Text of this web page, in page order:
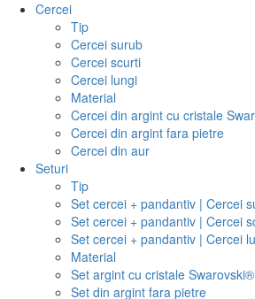
Cercei
Tip
Cercei surub
Cercei scurti
Cercei lungi
Material
Cercei din argint cu cristale
Cercei din argint fara pietre
Cercei din aur
Seturi
Tip
Set cercei + pandantiv | Cercei
Set cercei + pandantiv | Cercei
Set cercei + pandantiv | Cercei
Material
Set argint cu cristale Swarovski®
Set din argint fara pietre